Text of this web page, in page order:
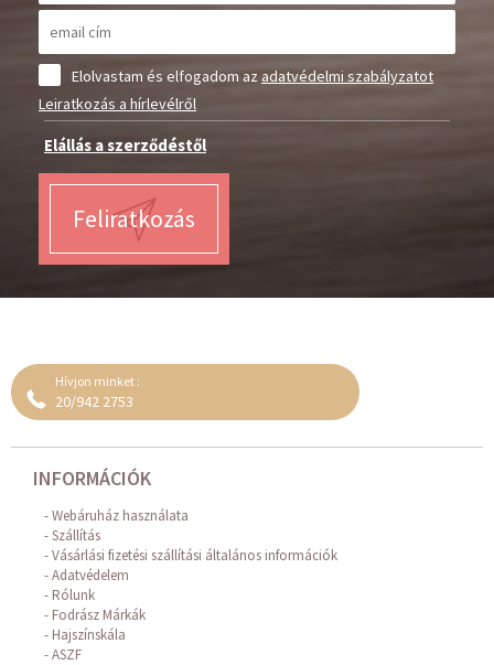
Elolvastam és elfogadom azadatvédelmi szabályzatot
Leiratkozás a hírlevélről
Elállás a szerződéstől
Feliratkozás
Hívjon minket :
20/942 2753
INFORMÁCIÓK
Webáruház használata
Szállítás
Vásárlási fizetési szállítási általános információk
Adatvédelem
Rólunk
Fodrász Márkák
Hajszínskála
ASZF